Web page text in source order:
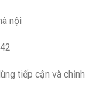
nội
tiếp cận và chỉnh